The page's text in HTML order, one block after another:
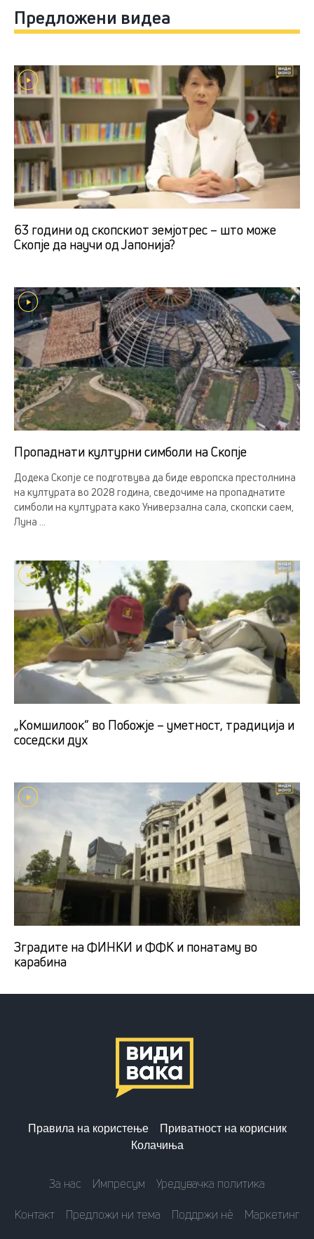
Предложени видеа
63 години од скопскиот земјотрес – што може
Скопје да научи од Јапонија?
Пропаднати културни симболи на Скопје
Додека Скопје се подготвува да биде европска престолнина
на културата во 2028 година, сведочиме на пропаднатите
симболи на културата како Универзална сала, скопски саем,
Луна ...
„Комшилоок“ во Побожје – уметност, традиција и
соседски дух
Зградите на ФИНКИ и ФФК и понатаму во
карабина
Правила на користење
Приватност на корисник
Колачиња
За нас Импресум
Уредувачка политика
Контакт
Предложи ни тема Поддржи нè Маркетинг